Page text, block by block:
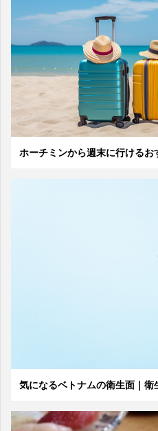
ホーチミンから週末に行ける
気になるベトナムの衛生面｜衛